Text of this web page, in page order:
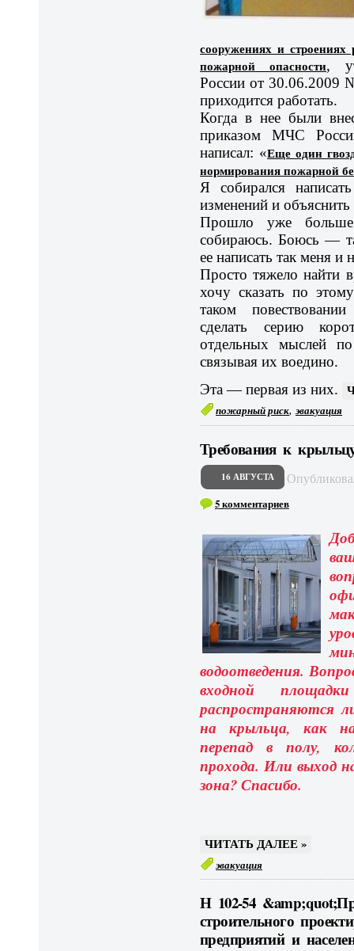
сооружениях и
пожарной опасности,
России от 30.06.2009
приходится работать.
Когда в нее были
приказом МЧС
написал: «Еще один
нормирования пожарной
Я собирался
изменений и
Прошло уже
собираюсь. Боюсь —
ее написать так меня и
Просто тяжело найти
хочу сказать по
таком
сделать серию
отдельных мыслей
связывая их воедино.
Эта — первая из них.
пожарный риск,эвакуация
Требования к
16 АВГУСТА
5 комментариев
водоотведения.
входной
распространяются
на крыльца, как
перепад в полу,
прохода. Или выход
зона? Спасибо.
ЧИТАТЬ ДАЛЕЕ »
эвакуация
Н 102-54
строительного
предприятий и